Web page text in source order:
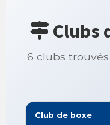
Clubs
6 clubs
Club de boxe